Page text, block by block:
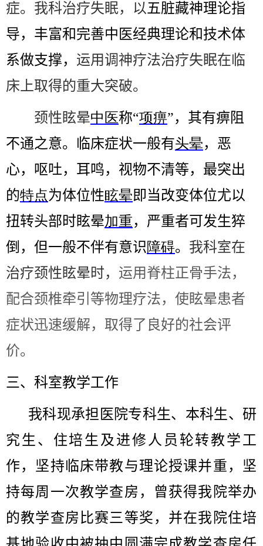
症。我科治疗失眠，以五脏藏神理论指
导，丰富和完善中医经典理论和技术体
系做支撑， 运用调神疗法治疗失眠在临
床上取得的重大突破。
颈性眩晕中医称“项痹”，其有痹阻
不通之意。临床症状一般有头晕，恶
心，呕吐，耳鸣，视物不清等，最突出
的特点为体位性眩晕即当改变体位尤以
扭转头部时眩晕加重，严重者可发生猝
倒，但一般不伴有意识障碍。 我科室在
治疗颈性眩晕时， 运用脊柱正骨手法，
配合颈椎牵引等物理疗法，使眩晕患者
症状迅速缓解，取得了良好的社会评
价。
三、科室教学工作
我科现承担医院专科生、本科生、研
究生、住培生及进修人员轮转教学工
作，坚持临床带教与理论授课并重，坚
持每周一次教学查房，曾获得我院举办
的教学查房比赛三等奖，并在我院住培